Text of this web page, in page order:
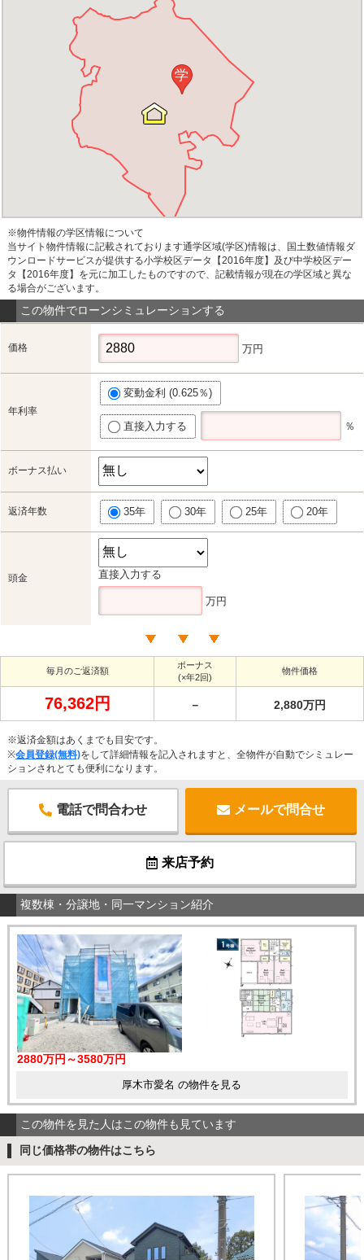
学
※物件情報の学区情報について
当サイト物件情報に記載されております通学区域(学区)情報は、国土数値情報ダ
ウンロードサービスが提供する小学校区データ【2016年度】及び中学校区デー
タ【2016年度】を元に加工したものですので、記載情報が現在の学区域と異な
る場合がございます。
この物件でローンシミュレーションする
価格 万円
年利率
変動金利 (0.625％)
直接入力する ％
ボーナス払い
返済年数 35年 30年 25年 20年
頭金 直接入力する
万円
毎月のご返済額
ボーナス
(×年2回)
物件価格
76,362円 － 2,880万円
※返済金額はあくまでも目安です。
※会員登録(無料)をして詳細情報を記入されますと、全物件が自動でシミュレー
ションされとても便利になります。
電話で問合わせ メールで問合せ
来店予約
複数棟・分譲地・同一マンション紹介
2880万円～3580万円
厚木市愛名 の物件を見る
この物件を見た人はこの物件も見ています
同じ価格帯の物件はこちら